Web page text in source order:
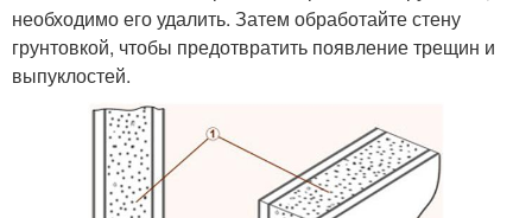
необходимо его удалить. Затем обработайте стену
грунтовкой, чтобы предотвратить появление трещин и
выпуклостей.